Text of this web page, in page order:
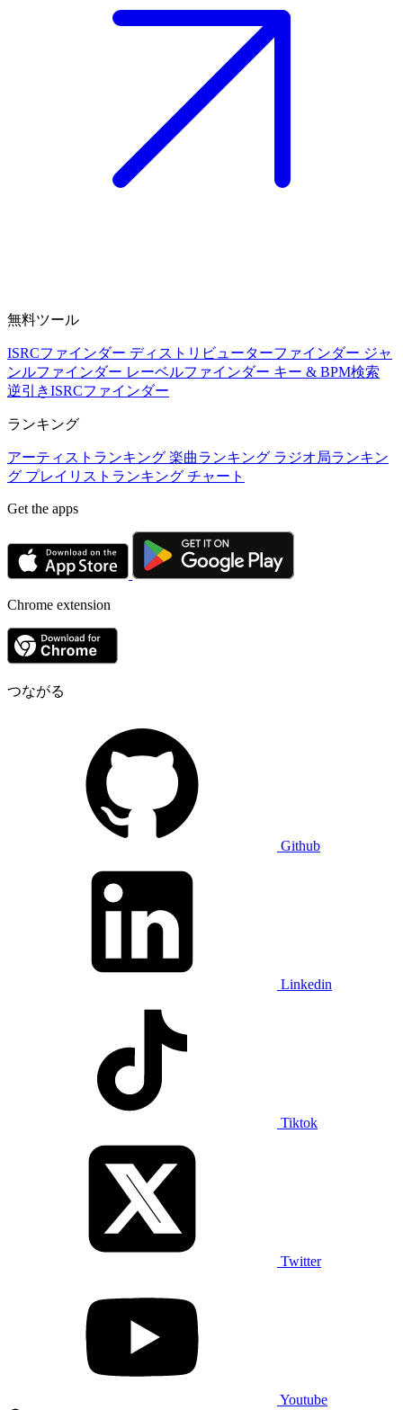
無料ツール
ISRCファインダー ディストリビューターファインダー ジャ
ンルファインダー レーベルファインダー キー & BPM検索
逆引きISRCファインダー
ランキング
アーティストランキング 楽曲ランキング ラジオ局ランキン
グ プレイリストランキング チャート
Get the apps
Chrome extension
つながる
Github
Linkedin
Tiktok
Twitter
Youtube